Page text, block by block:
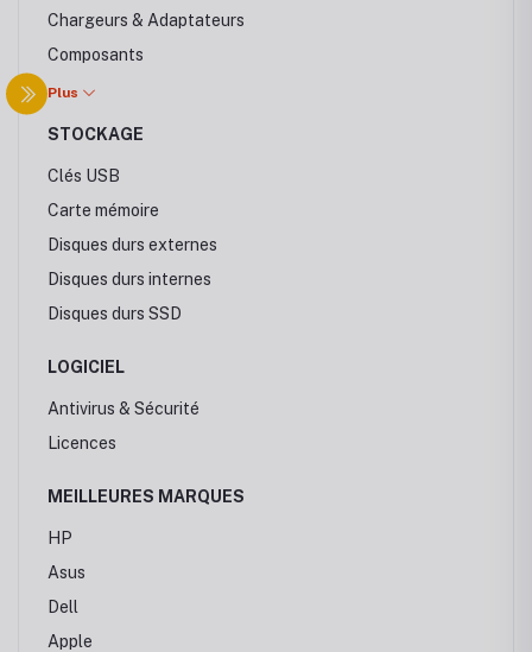
Chargeurs & Adaptateurs
Composants
Sacs & Housse PC
Plus
STOCKAGE
Clés USB
Carte mémoire
Disques durs externes
Disques durs internes
Disques durs SSD
LOGICIEL
Antivirus & Sécurité
Licences
MEILLEURES MARQUES
HP
Asus
Dell
Apple